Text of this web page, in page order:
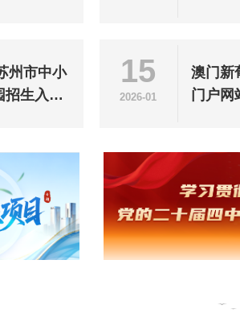
州市中小
招生入学
15
2026-01
澳门新
门户网